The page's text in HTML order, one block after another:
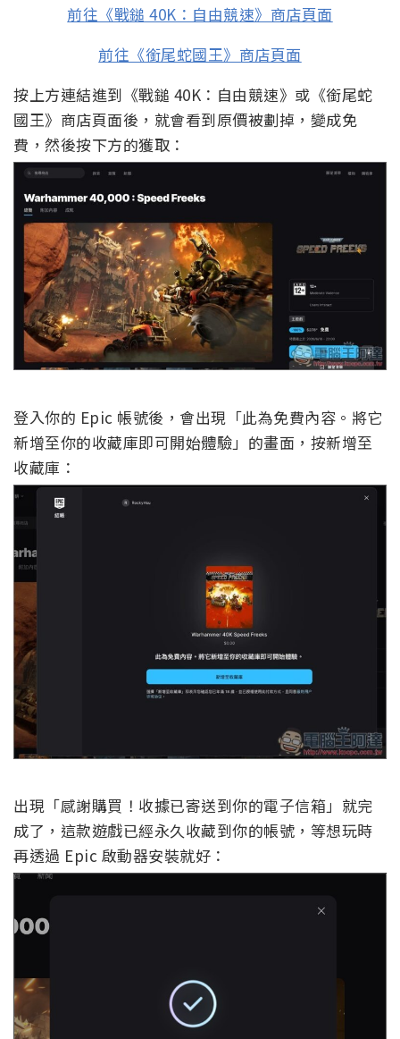
前往《戰鎚 40K：自由競速》商店頁面
前往《銜尾蛇國王》商店頁面
按上方連結進到《戰鎚 40K：自由競速》或《銜尾蛇
國王》商店頁面後，就會看到原價被劃掉，變成免
費，然後按下方的獲取：
登入你的 Epic 帳號後，會出現「此為免費內容。將它
新增至你的收藏庫即可開始體驗」的畫面，按新增至
收藏庫：
出現「感謝購買！收據已寄送到你的電子信箱」就完
成了，這款遊戲已經永久收藏到你的帳號，等想玩時
再透過 Epic 啟動器安裝就好：